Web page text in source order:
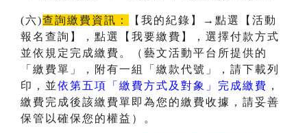
(六)查詢繳費資訊：
【我的紀錄】→點選【活動
報名查詢】，點選【我要繳費】，選擇付款方式
並依規定完成繳費。（藝文活動平台所提供的
「繳費單」，附有一組「繳款代號」，請下載列
印，並依第五項「繳費方式及對象」完成繳費 ，
繳費完成後該繳費單即為您的繳費收據，請妥善
保管以確保您的權益）。